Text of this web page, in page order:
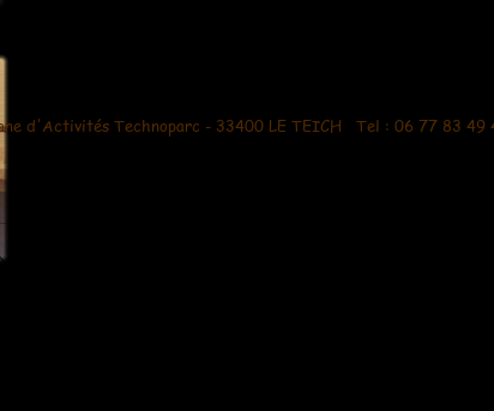
d'Activités Technoparc - 33400 LE TEICH Tel : 06 77 83